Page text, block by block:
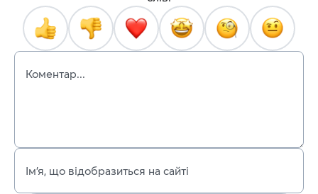
Коментар...
Ім’я, що відобразиться на сайті